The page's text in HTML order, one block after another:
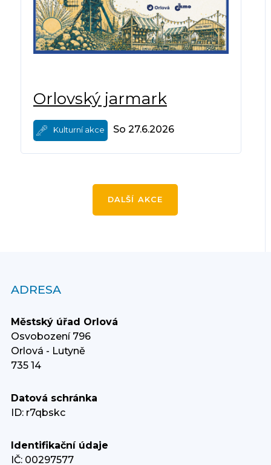
Orlovský jarmark
Kulturní akce So 27.6.2026
DALŠÍ AKCE
ADRESA
Městský úřad Orlová
Osvobození 796
Orlová - Lutyně
735 14
Datová schránka
ID: r7qbskc
Identifikační údaje
IČ: 00297577